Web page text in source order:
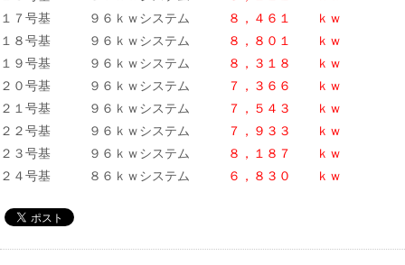
１７号基 ９６ｋｗシステム
８，４６１ ｋｗ
１８号基 ９６ｋｗシステム
８，８０１ ｋｗ
１９号基 ９６ｋｗシステム
８，３１８ ｋｗ
２０号基 ９６ｋｗシステム
７，３６６ ｋｗ
２１号基 ９６ｋｗシステム
７，５４３ ｋｗ
２２号基 ９６ｋｗシステム
７，９３３ ｋｗ
２３号基 ９６ｋｗシステム
８，１８７ ｋｗ
２４号基 ８６ｋｗシステム
６，８３０ ｋｗ